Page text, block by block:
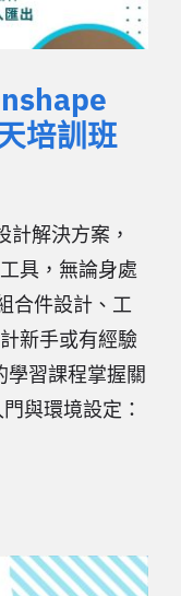
培訓班
計解決方案，
具，無論身處
合件設計、工
新手或有經驗
學習課程掌握關
與環境設定：